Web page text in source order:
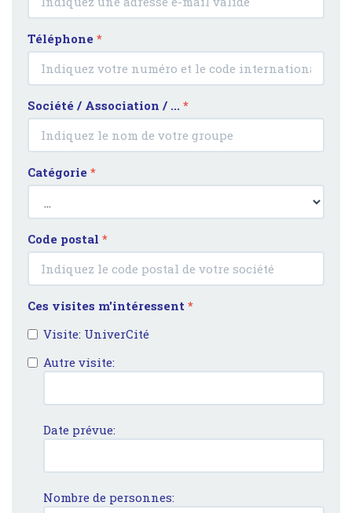
Téléphone *
Société / Association / ... *
Catégorie *
Code postal *
Ces visites m'intéressent *
Visite: UniverCité
Autre visite:
Date prévue:
Nombre de personnes: